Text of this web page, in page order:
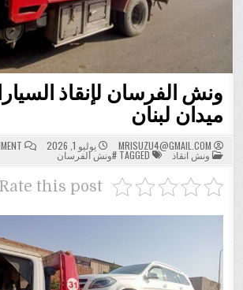
ونش الفرسان لإنقاذ
ميدان لبنان
MRISUZU4@GMAIL.COM يوليو 1, 2026
POSTED
IN
ونش انقاذ #ونش الفرسان
Rate this post